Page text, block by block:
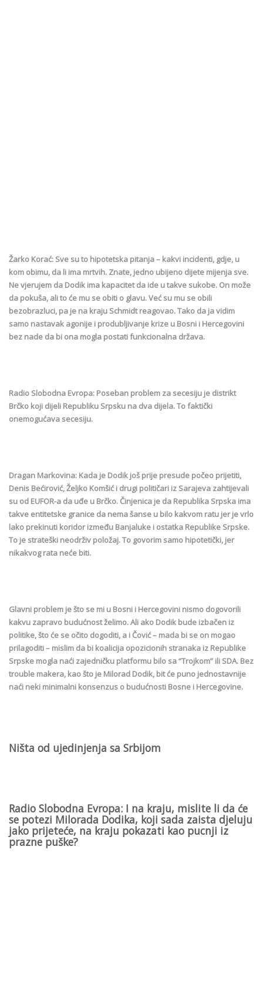
Žarko Korać: Sve su to hipotetska pitanja – kakvi incidenti, gdje, u
kom obimu, da li ima mrtvih. Znate, jedno ubijeno dijete mijenja sve.
Ne vjerujem da Dodik ima kapacitet da ide u takve sukobe. On može
da pokuša, ali to će mu se obiti o glavu. Već su mu se obili
bezobrazluci, pa je na kraju Schmidt reagovao. Tako da ja vidim
samo nastavak agonije i produbljivanje krize u Bosni i Hercegovini
bez nade da bi ona mogla postati funkcionalna država.
Radio Slobodna Evropa: Poseban problem za secesiju je distrikt
Brčko koji dijeli Republiku Srpsku na dva dijela. To faktički
onemogućava secesiju.
Dragan Markovina: Kada je Dodik još prije presude počeo prijetiti,
Denis Bećirović, Željko Komšić i drugi političari iz Sarajeva zahtijevali
su od EUFOR-a da uđe u Brčko. Činjenica je da Republika Srpska ima
takve entitetske granice da nema šanse u bilo kakvom ratu jer je vrlo
lako prekinuti koridor između Banjaluke i ostatka Republike Srpske.
To je strateški neodrživ položaj. To govorim samo hipotetički, jer
nikakvog rata neće biti.
Glavni problem je što se mi u Bosni i Hercegovini nismo dogovorili
kakvu zapravo budućnost želimo. Ali ako Dodik bude izbačen iz
politike, što će se očito dogoditi, a i Čović – mada bi se on mogao
prilagoditi – mislim da bi koalicija opozicionih stranaka iz Republike
Srpske mogla naći zajedničku platformu bilo sa “Trojkom” ili SDA. Bez
trouble makera, kao što je Milorad Dodik, bit će puno jednostavnije
naći neki minimalni konsenzus o budućnosti Bosne i Hercegovine.
Ništa od ujedinjenja sa Srbijom
Radio Slobodna Evropa: I na kraju, mislite li da će
se potezi Milorada Dodika, koji sada zaista djeluju
jako prijeteće, na kraju pokazati kao pucnji iz
prazne puške?